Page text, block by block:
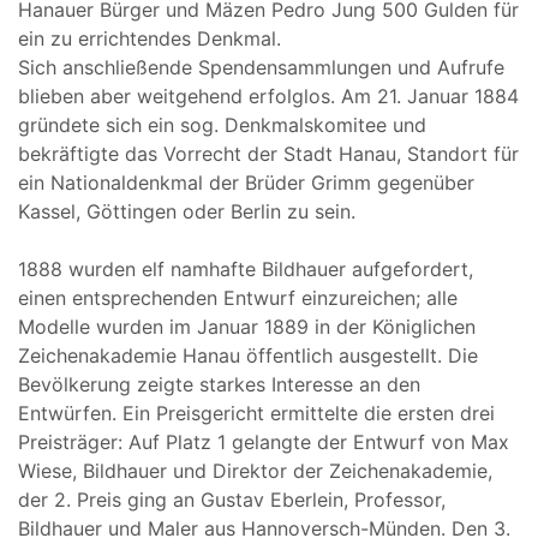
Hanauer Bürger und Mäzen Pedro Jung 500 Gulden für
ein zu errichtendes Denkmal.
Sich anschließende Spendensammlungen und Aufrufe
blieben aber weitgehend erfolglos. Am 21. Januar 1884
gründete sich ein sog. Denkmalskomitee und
bekräftigte das Vorrecht der Stadt Hanau, Standort für
ein Nationaldenkmal der Brüder Grimm gegenüber
Kassel, Göttingen oder Berlin zu sein.
1888 wurden elf namhafte Bildhauer aufgefordert,
einen entsprechenden Entwurf einzureichen; alle
Modelle wurden im Januar 1889 in der Königlichen
Zeichenakademie Hanau öffentlich ausgestellt. Die
Bevölkerung zeigte starkes Interesse an den
Entwürfen. Ein Preisgericht ermittelte die ersten drei
Preisträger: Auf Platz 1 gelangte der Entwurf von Max
Wiese, Bildhauer und Direktor der Zeichenakademie,
der 2. Preis ging an Gustav Eberlein, Professor,
Bildhauer und Maler aus Hannoversch-Münden. Den 3.